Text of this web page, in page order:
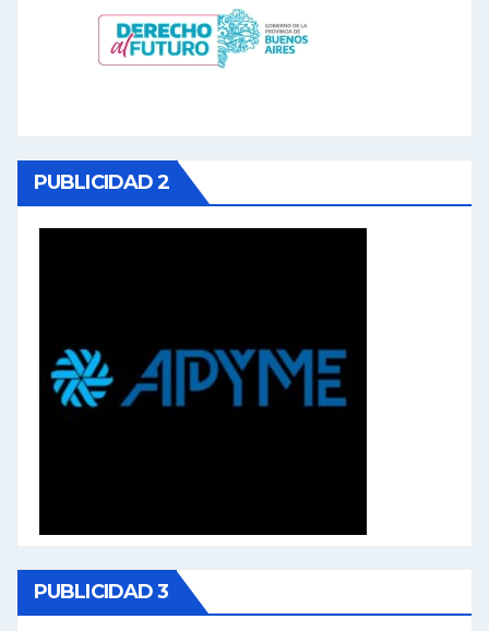
PUBLICIDAD 2
PUBLICIDAD 3